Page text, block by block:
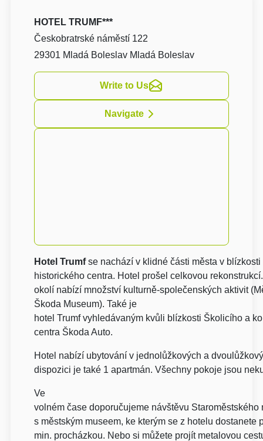
HOTEL TRUMF***
Českobratrské náměstí 122
29301 Mladá Boleslav Mladá Boleslav
Write to Us
Navigate
Hotel Trumfse nachází v klidné části města v blízkosti
historického centra. Hotel prošel celkovou
okolí nabízí množství kulturně-společenských aktivit
Škoda Museum). Také je
hotel Trumf vyhledávaným kvůli blízkosti Školicího a
centra Škoda Auto.
Hotel nabízí ubytování v jednolůžkových a
dispozici je také 1 apartmán. Všechny pokoje jsou
Ve
volném čase doporučujeme návštěvu Staroměstského
s městským museem, ke kterým se z hotelu dostanete
min. procházkou. Nebo si můžete projít metalovou